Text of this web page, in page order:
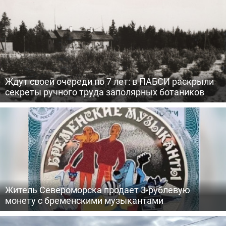
Ждут своей очереди по 7 лет: в ПАБСИ раскрыли
секреты ручного труда заполярных ботаников
Житель Североморска продает 3-рублевую
монету с бременскими музыкантами